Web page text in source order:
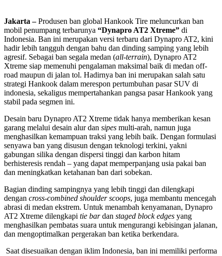
Jakarta –Produsen ban global Hankook Tire meluncurkan ban
mobil penumpang terbarunya “Dynapro AT2 Xtreme” di
Indonesia. Ban ini merupakan versi terbaru dari Dynapro AT2, kini
hadir lebih tangguh dengan bahu dan dinding samping yang lebih
agresif. Sebagai ban segala medan (all-terrain), Dynapro AT2
Xtreme siap memenuhi pengalaman maksimal baik di medan off-
road maupun di jalan tol. Hadirnya ban ini merupakan salah satu
strategi Hankook dalam merespon pertumbuhan pasar SUV di
indonesia, sekaligus mempertahankan pangsa pasar Hankook yang
stabil pada segmen ini.
Desain baru Dynapro AT2 Xtreme tidak hanya memberikan kesan
garang melalui desain alur dan sipes multi-arah, namun juga
menghasilkan kemampuan traksi yang lebih baik. Dengan formulasi
senyawa ban yang disusun dengan teknologi terkini, yakni
gabungan silika dengan dispersi tinggi dan karbon hitam
berhisteresis rendah – yang dapat memperpanjang usia pakai ban
dan meningkatkan ketahanan ban dari sobekan.
Bagian dinding sampingnya yang lebih tinggi dan dilengkapi
dengan cross-combined shoulder scoops, juga membantu mencegah
abrasi di medan ekstrem. Untuk menambah kenyamanan, Dynapro
AT2 Xtreme dilengkapi tie bardan staged block edges yang
menghasilkan pembatas suara untuk mengurangi kebisingan jalanan,
dan mengoptimalkan pergerakan ban ketika berkendara.
Saat disesuaikan dengan iklim Indonesia, ban ini memiliki performa